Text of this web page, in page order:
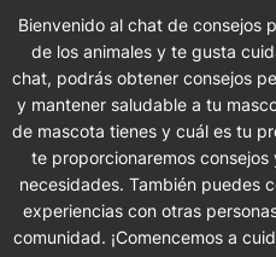
Bienvenido al chat de consejos
de los animales y te gusta
chat, podrás obtener consejos
y mantener saludable a tu
de mascota tienes y cuál es tu
te proporcionaremos
necesidades. También puedes
experiencias con otras
comunidad. ¡Comencemos a